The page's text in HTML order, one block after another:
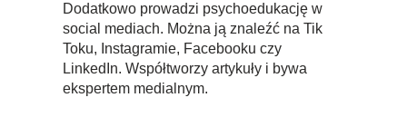
Dodatkowo prowadzi psychoedukację w
social mediach. Można ją znaleźć na Tik
Toku, Instagramie, Facebooku czy
LinkedIn. Współtworzy artykuły i bywa
ekspertem medialnym.